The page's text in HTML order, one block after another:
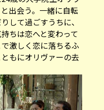
出会う。一緒に自転
して過ごすうちに、
ちは恋へと変わって
激しく恋に落ちるふ
もにオリヴァーの去